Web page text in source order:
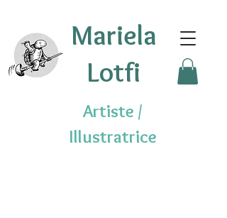
Mariela
Lotfi
Artiste /
Illustratrice